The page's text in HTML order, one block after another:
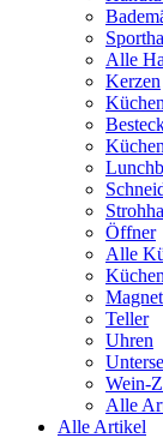
Alle
Kerzen
Öffner
Alle
Teller
Uhren
Wein-
Alle
Alle Artikel